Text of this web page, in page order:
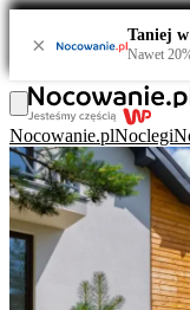
× Taniej
Nawet
Nocowanie.plNoclegi